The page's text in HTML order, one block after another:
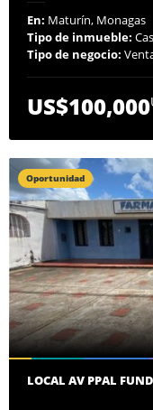
En: Maturín, Monagas
Tipo de inmueble:
Tipo de negocio:
US$100,000
Oportunidad
LOCAL AV PPAL